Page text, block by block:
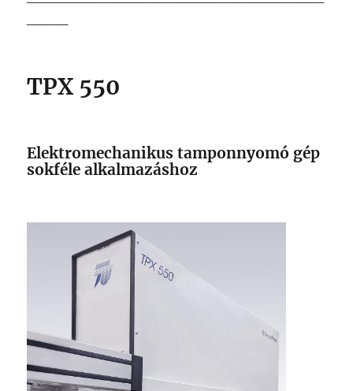
TPX 550
Elektromechanikus tamponnyomó gép
sokféle alkalmazáshoz